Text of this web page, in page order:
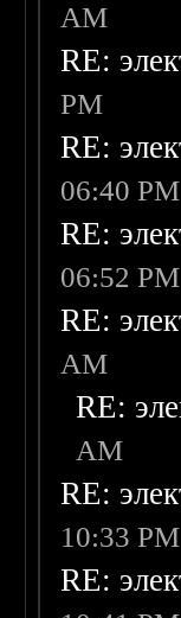
AM
RE:
PM
RE:
06:40 PM
RE:
06:52 PM
RE:
AM
RE:
AM
RE:
10:33 PM
RE: